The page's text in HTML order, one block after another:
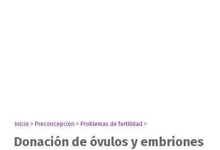
Inicio > Preconcepción > Problemas de fertilidad >
Donación de óvulos y embriones